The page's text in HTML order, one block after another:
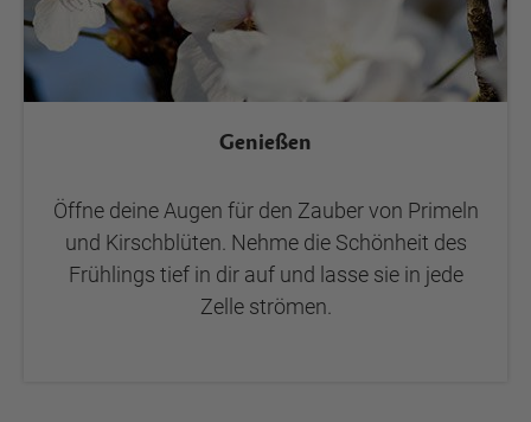
Genießen
Öffne deine Augen für den Zauber von Primeln
und Kirschblüten. Nehme die Schönheit des
Frühlings tief in dir auf und lasse sie in jede
Zelle strömen.